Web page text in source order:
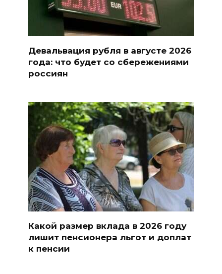
Девальвация рубля в августе 2026
года: что будет со сбережениями
россиян
Какой размер вклада в 2026 году
лишит пенсионера льгот и доплат
к пенсии